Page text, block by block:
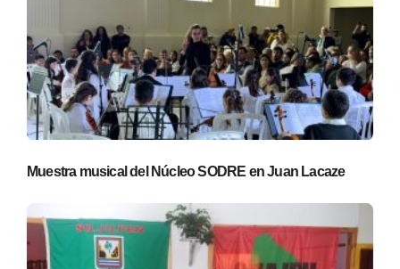
Muestra musical del Núcleo SODRE en Juan Lacaze